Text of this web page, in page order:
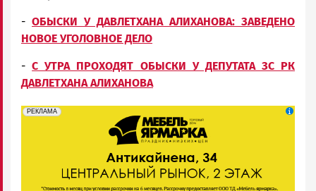
- ОБЫСКИ У ДАВЛЕТХАНА АЛИХАНОВА: ЗАВЕДЕНО
НОВОЕ УГОЛОВНОЕ ДЕЛО
-С УТРА ПРОХОДЯТ ОБЫСКИ У ДЕПУТАТА ЗС РК
ДАВЛЕТХАНА АЛИХАНОВА
erid: 2SDnjeFymr3
РЕКЛАМА
Реклама